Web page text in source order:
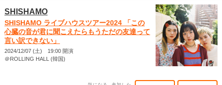
SHISHAMO
SHISHAMO ライブハウスツアー2024 「この
心臓の音が君に聞こえたらもうただの友達って
言い訳できない」
2024/12/07 (土) 19:00 開演
＠ROLLING HALL (韓国)